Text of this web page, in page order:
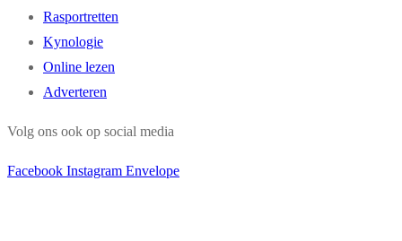
Rasportretten
Kynologie
Online lezen
Adverteren
Volg ons ook op social media
Facebook Instagram Envelope